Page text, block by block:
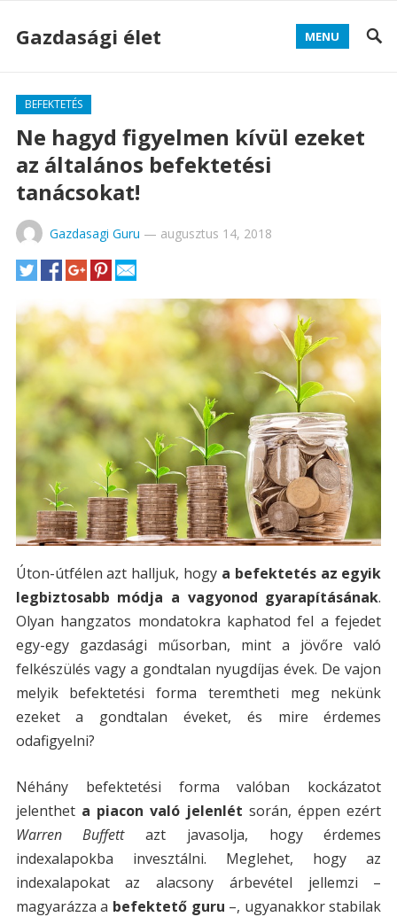
Gazdasági élet MENU
BEFEKTETÉS
Ne hagyd figyelmen kívül ezeket
az általános befektetési
tanácsokat!
Gazdasagi Guru — augusztus 14, 2018
Úton-útfélen azt halljuk, hogy a befektetés az egyik
legbiztosabb módja a vagyonod gyarapításának.
Olyan hangzatos mondatokra kaphatod fel a fejedet
egy-egy gazdasági műsorban, mint a jövőre való
felkészülés vagy a gondtalan nyugdíjas évek. De vajon
melyik befektetési forma teremtheti meg nekünk
ezeket a gondtalan éveket, és mire érdemes
odafigyelni?
Néhány befektetési forma valóban kockázatot
jelenthet a piacon való jelenlét során, éppen ezért
Warren Buffettazt javasolja, hogy érdemes
indexalapokba invesztálni. Meglehet, hogy az
indexalapokat az alacsony árbevétel jellemzi –
magyarázza a befektető guru –, ugyanakkor stabilak